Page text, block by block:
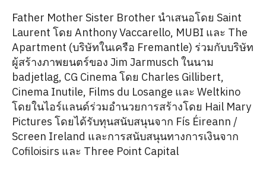
Father Mother Sister Brother นำเสนอโดย Saint
Laurent โดย Anthony Vaccarello, MUBI และ The
Apartment (บริษัทในเครือ Fremantle) ร่วมกับบริษัท
ผู้สร้างภาพยนตร์ของ Jim Jarmusch ในนาม
badjetlag, CG Cinema โดย Charles Gillibert,
Cinema Inutile, Films du Losange และ Weltkino
โดยในไอร์แลนด์ร่วมอำนวยการสร้างโดย Hail Mary
Pictures โดยได้รับทุนสนับสนุนจาก Fís Éireann /
Screen Ireland และการสนับสนุนทางการเงินจาก
Cofiloisirs และ Three Point Capital